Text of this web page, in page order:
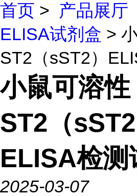
首页 > 产品展厅
ELISA试剂盒 >
ST2（sST2）
小鼠可溶性
ST2（sST2
ELISA检测
2025-03-07